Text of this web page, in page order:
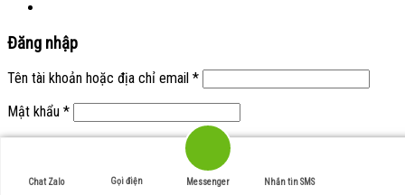
Chat Zalo Gọi điện Messenger Nhắn tin SMS
Đăng nhập
Tên tài khoản hoặc địa chỉ email *
Mật khẩu *
Đăng nhập
Quên mật khẩu?